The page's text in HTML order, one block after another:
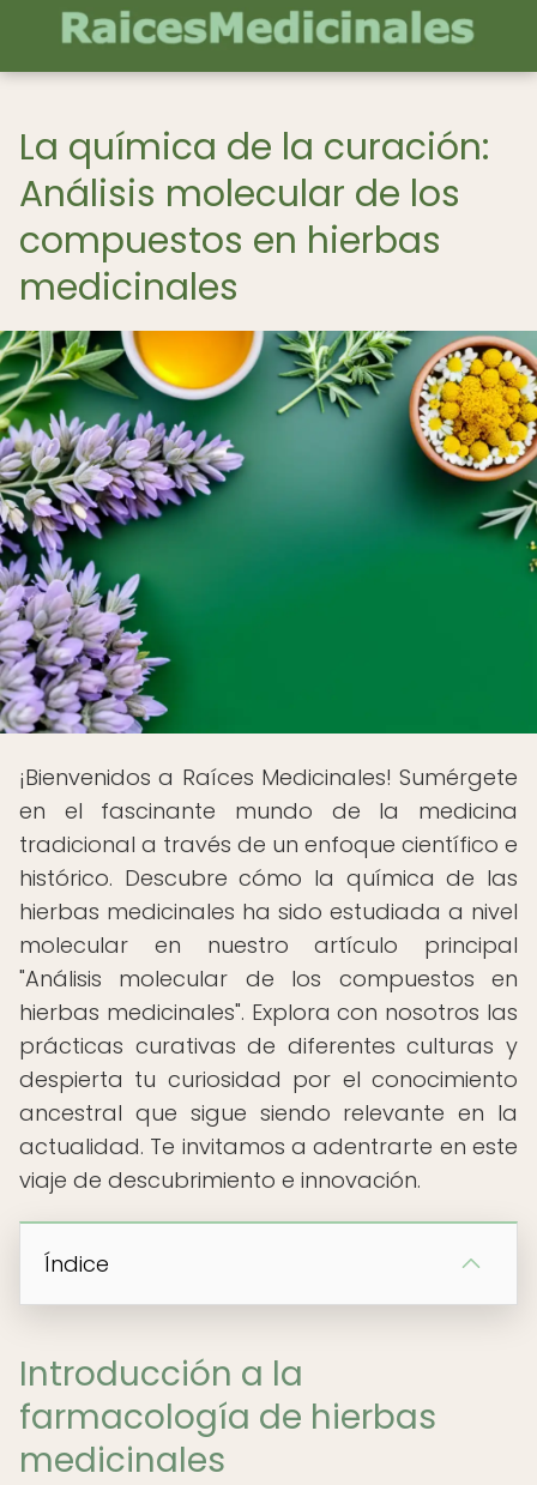
La química de la curación:
Análisis molecular de los
compuestos en hierbas
medicinales
¡Bienvenidos a Raíces Medicinales! Sumérgete
en el fascinante mundo de la medicina
tradicional a través de un enfoque científico e
histórico. Descubre cómo la química de las
hierbas medicinales ha sido estudiada a nivel
molecular en nuestro artículo principal
"Análisis molecular de los compuestos en
hierbas medicinales". Explora con nosotros las
prácticas curativas de diferentes culturas y
despierta tu curiosidad por el conocimiento
ancestral que sigue siendo relevante en la
actualidad. Te invitamos a adentrarte en este
viaje de descubrimiento e innovación.
Índice
Introducción a la
farmacología de hierbas
medicinales